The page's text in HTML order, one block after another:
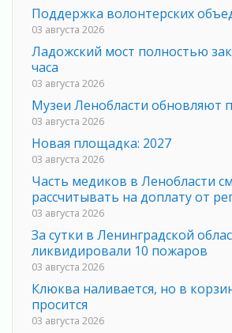
Поддержка волонтерских
03 августа 2026
Ладожский мост полностью
часа
03 августа 2026
Музеи Ленобласти обновляют
03 августа 2026
Новая площадка: 2027
03 августа 2026
Часть медиков в Ленобласти
рассчитывать на доплату от
03 августа 2026
За сутки в Ленинградской
ликвидировали 10 пожаров
03 августа 2026
Клюква наливается, но в
просится
03 августа 2026